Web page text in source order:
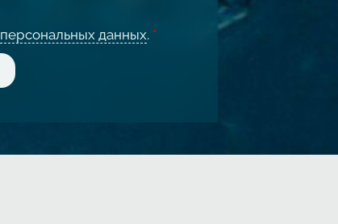
персональных данных. *